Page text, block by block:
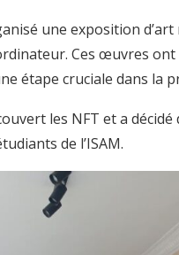
une exposition
Ces œuvres
étape cruciale dans la
les NFT et a
de l’ISAM.